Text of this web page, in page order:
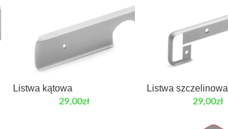
Listwa kątowa
29,00zł
Listwa szczelinowa
29,00zł